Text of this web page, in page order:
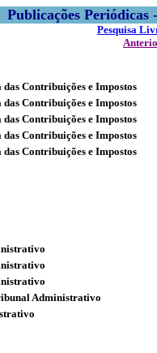
Publicações
Pesquisa
Contribuições e Impostos
Contribuições e Impostos
Contribuições e Impostos
Contribuições e Impostos
Contribuições e Impostos
Administrativo